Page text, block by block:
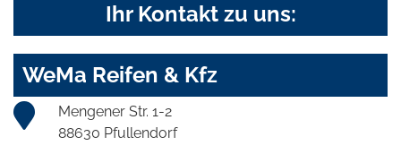
Ihr Kontakt zu uns:
WeMa Reifen & Kfz
Mengener Str. 1-2
88630 Pfullendorf